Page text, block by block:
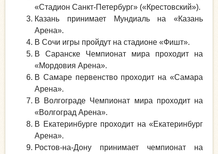
«Стадион Санкт-Петербург» («Крестовский»).
Казань принимает Мундиаль на «Казань
Арена».
В Сочи игры пройдут на стадионе «Фишт».
В Саранске Чемпионат мира проходит на
«Мордовия Арена».
В Самаре первенство проходит на «Самара
Арена».
В Волгограде Чемпионат мира проходит на
«Волгоград Арена».
В Екатеринбурге проходит на «Екатеринбург
Арена».
Ростов-на-Дону принимает чемпионат на